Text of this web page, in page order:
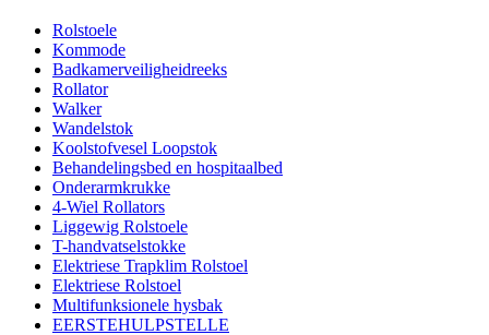
Rolstoele
Kommode
Badkamerveiligheidreeks
Rollator
Walker
Wandelstok
Koolstofvesel Loopstok
Behandelingsbed en hospitaalbed
Onderarmkrukke
4-Wiel Rollators
Liggewig Rolstoele
T-handvatselstokke
Elektriese Trapklim Rolstoel
Elektriese Rolstoel
Multifunksionele hysbak
EERSTEHULPSTELLE